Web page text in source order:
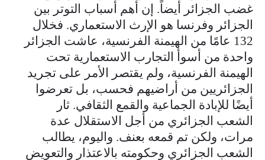
غضب الجزائر أيضاً. إن أهم أسباب التوتر بين
الجزائر وفرنسا هو الإرث الاستعماري. فخلال
132 عامًا من الهيمنة الفرنسية، عاشت الجزائر
واحدة من أسوأ التجارب الاستعمارية تحت
الهيمنة الفرنسية، ولم يقتصر الأمر على تجريد
الجزائريين من أراضيهم فحسب، بل تعرضوا
أيضًا للإبادة الجماعية والقمع الثقافي. ثار
الشعب الجزائري من أجل الاستقلال عدة
مرات، ولكن تم قمعه بعنف. واليوم، يطالب
الشعب الجزائري وحكومته بالاعتذار والتعويض